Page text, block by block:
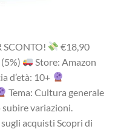
SCONTO!
‎€18,90
Store: Amazon
d’età: 10+
Tema: Cultura generale
variazioni.
acquisti Scopri di